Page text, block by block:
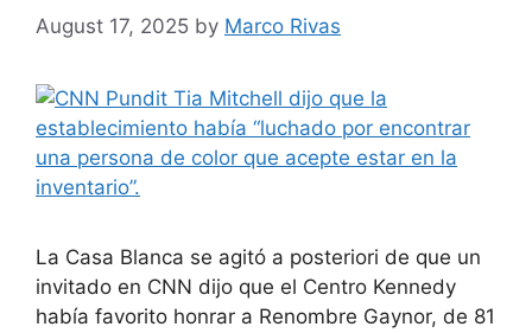
August 17, 2025 by Marco Rivas
La Casa Blanca se agitó a posteriori de que un
invitado en CNN dijo que el Centro Kennedy
había favorito honrar a Renombre Gaynor, de 81